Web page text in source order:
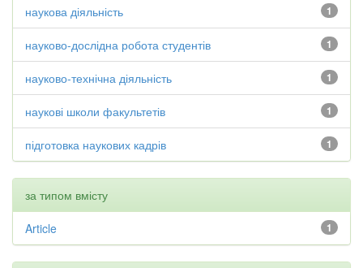
1
наукова діяльність
1
науково-дослідна робота студентів
1
науково-технічна діяльність
1
наукові школи факультетів
1
підготовка наукових кадрів
за типом вмісту
1
Article